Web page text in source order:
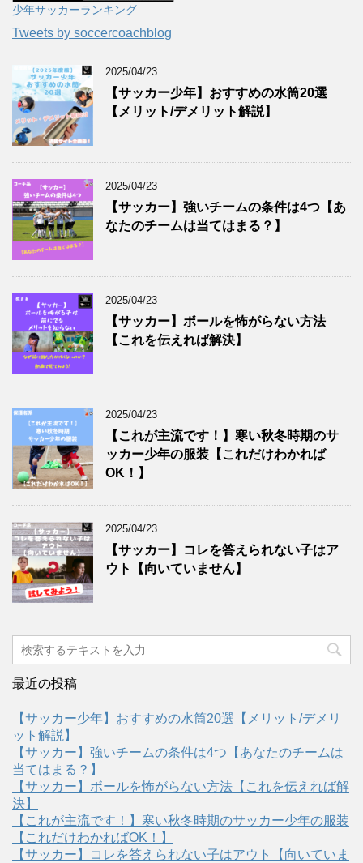
少年サッカーランキング
Tweets by soccercoachblog
2025/04/23
【サッカー少年】おすすめの水筒20選
【メリット/デメリット解説】
2025/04/23
【サッカー】強いチームの条件は4つ【あ
なたのチームは当てはまる？】
2025/04/23
【サッカー】ボールを怖がらない方法
【これを伝えれば解決】
2025/04/23
【これが主流です！】寒い秋冬時期のサ
ッカー少年の服装【これだけわかれば
OK！】
2025/04/23
【サッカー】コレを答えられない子はア
ウト【向いていません】
最近の投稿
【サッカー少年】おすすめの水筒20選【メリット/デメリ
ット解説】
【サッカー】強いチームの条件は4つ【あなたのチームは
当てはまる？】
【サッカー】ボールを怖がらない方法【これを伝えれば解
決】
【これが主流です！】寒い秋冬時期のサッカー少年の服装
【これだけわかればOK！】
【サッカー】コレを答えられない子はアウト【向いていま